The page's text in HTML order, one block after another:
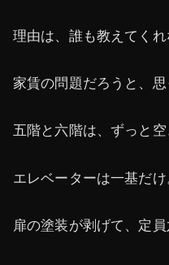
理由は、誰も教えてくれ
家賃の問題だろうと、思
五階と六階は、ずっと空
エレベーターは一基だけ
扉の塗装が剥げて、定員